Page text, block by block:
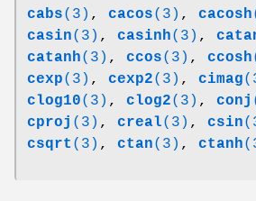
cabs(3) , cacos(3) , cacosh
casin(3) , casinh(3) ,
catanh(3) , ccos(3) , ccosh
cexp(3) , cexp2(3) , cimag
clog10(3) , clog2(3) , conj
cproj (3) , creal(3) , csin
csqrt (3) , ctan(3) , ctanh